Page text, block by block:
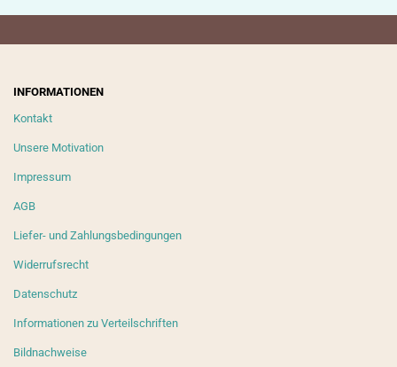
INFORMATIONEN
Kontakt
Unsere Motivation
Impressum
AGB
Liefer- und Zahlungsbedingungen
Widerrufsrecht
Datenschutz
Informationen zu Verteilschriften
Bildnachweise